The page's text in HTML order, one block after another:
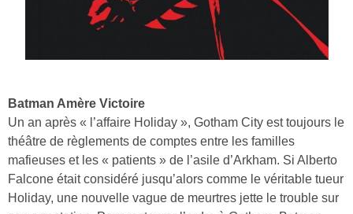
Batman Amère Victoire
Un an après « l’affaire Holiday », Gotham City est toujours le
théâtre de règlements de comptes entre les familles
mafieuses et les « patients » de l’asile d’Arkham. Si Alberto
Falcone était considéré jusqu’alors comme le véritable tueur
Holiday, une nouvelle vague de meurtres jette le trouble sur